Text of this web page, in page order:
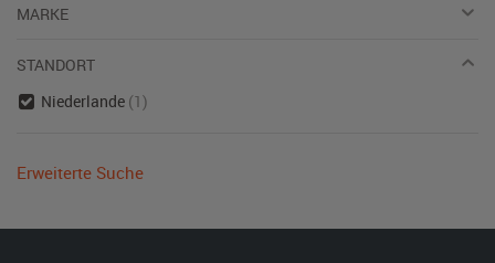
MARKE
STANDORT
Niederlande (1)
Erweiterte Suche